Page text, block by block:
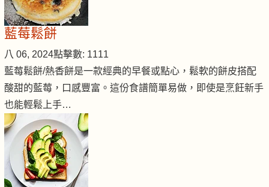
藍莓鬆餅
八 06, 2024點擊數: 1111
藍莓鬆餅/熱香餅是一款經典的早餐或點心，鬆軟的餅皮搭配
酸甜的藍莓，口感豐富。這份食譜簡單易做，即使是烹飪新手
也能輕鬆上手…